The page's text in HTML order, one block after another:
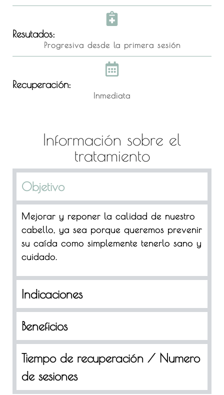
Resutados:
Progresiva desde la primera sesión
Recuperación:
Inmediata
Información sobre el
tratamiento
Objetivo
Mejorar y reponer la calidad de nuestro
cabello, ya sea porque queremos prevenir
su caída como simplemente tenerlo sano y
cuidado.
Indicaciones
Beneficios
Tiempo de recuperación / Numero
de sesiones